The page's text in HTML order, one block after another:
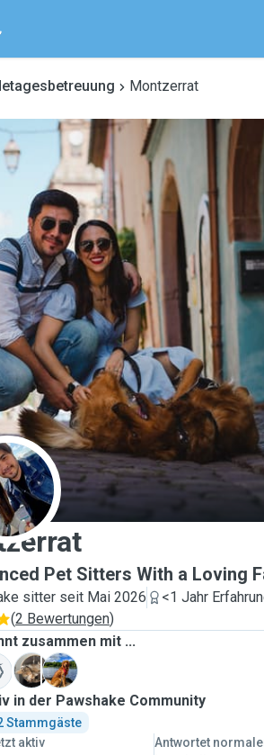
Montzerrat
Pet Sitters With a Loving
sitter seit Mai 2026
<1 Jahr
(2 Bewertungen)
zusammen mit ...
K
P
in der Pawshake Community
Stammgäste
aktiv
Antwortet